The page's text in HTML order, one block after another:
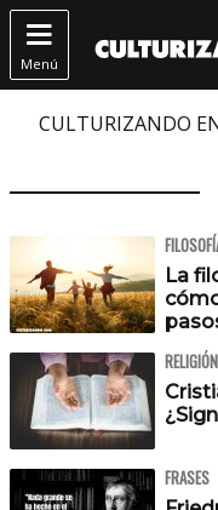

Menú
CULTURIZANDO
La
RELIGIÓN
FRASES